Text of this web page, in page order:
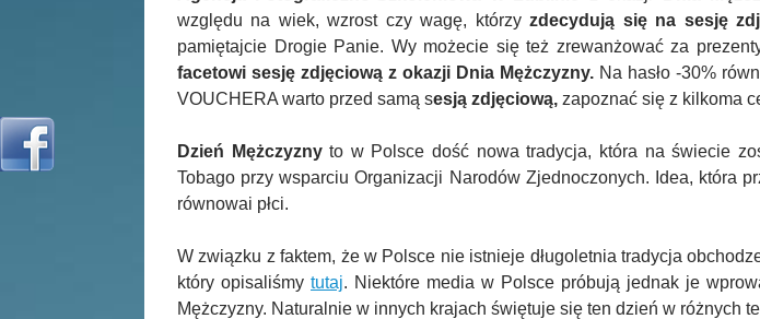
względu na wiek, wzrost czy wagę, którzyzdecydują się na sesję
pamiętajcie Drogie Panie. Wy możecie się też zrewanżować za
facetowi sesję zdjęciową z okazji Dnia Mężczyzny. Na hasło -30%
VOUCHERA warto przed samą sesją zdjęciową, zapoznać się z kilkoma
Dzień Mężczyznyto w Polsce dość nowa tradycja, która na świecie
Tobago przy wsparciu Organizacji Narodów Zjednoczonych. Idea, która
równowai płci.
W związku z faktem, że w Polsce nie istnieje długoletnia tradycja
który opisaliśmy tutaj. Niektóre media w Polsce próbują jednak je
Mężczyzny. Naturalnie w innych krajach świętuje się ten dzień w różnych